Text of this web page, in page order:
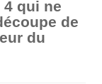
qui ne
de
du